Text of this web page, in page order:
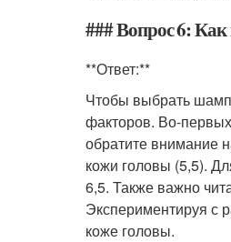
### Вопрос 6:
**Ответ:**
Чтобы выбрать
факторов. Во-
обратите внимание
кожи головы (5,5).
6,5. Также важно
Экспериментируя с
коже головы.